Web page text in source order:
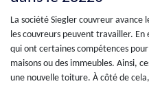
La société Siegler couvreur avance
les couvreurs peuvent travailler.
qui ont certaines compétences
maisons ou des immeubles. Ainsi,
une nouvelle toiture. À côté de